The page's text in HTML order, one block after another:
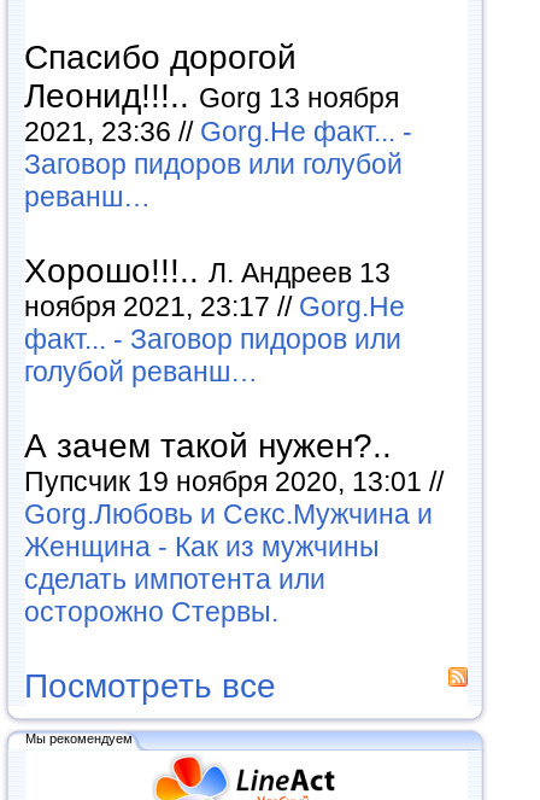
Спасибо дорогой
Леонид!!!.. Gorg 13 ноября
2021, 23:36 // Gorg.Не факт... -
Заговор пидоров или голубой
реванш…
Хорошо!!!.. Л. Андреев 13
ноября 2021, 23:17 // Gorg.Не
факт... - Заговор пидоров или
голубой реванш…
А зачем такой нужен?..
Пупсчик 19 ноября 2020, 13:01 //
Gorg.Любовь и Секс.Мужчина и
Женщина - Как из мужчины
сделать импотента или
осторожно Стервы.
Посмотреть все
Мы рекомендуем